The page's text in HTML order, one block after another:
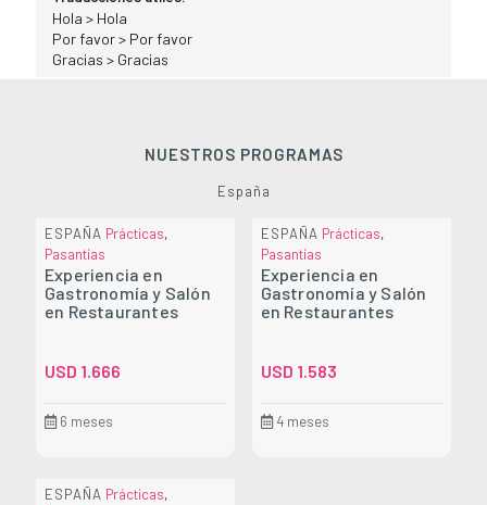
Hola > Hola
Por favor > Por favor
Gracias > Gracias
NUESTROS PROGRAMAS
España
ESPAÑA Prácticas,
Pasantías
Experiencia en
Gastronomía y Salón
en Restaurantes
USD 1.666
6 meses
ESPAÑA Prácticas,
Pasantías
Experiencia en
Gastronomía y Salón
en Restaurantes
USD 1.583
4 meses
ESPAÑA Prácticas,